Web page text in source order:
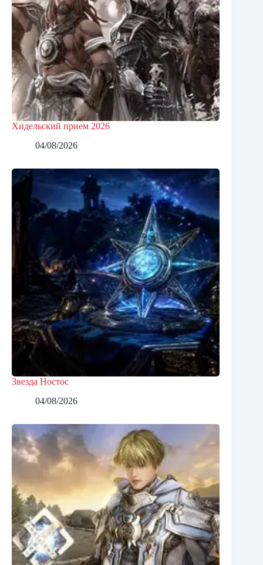
Хидельский прием 2026
04/08/2026
Звезда Ностос
04/08/2026